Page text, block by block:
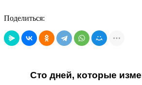
Поделиться:
Сто дней, которые